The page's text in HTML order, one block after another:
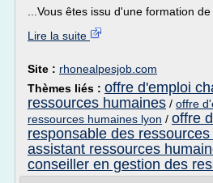
...Vous êtes issu d'une formation de
Lire la suite
Site : rhonealpesjob.com
Thèmes liés : offre d'emploi
ressources humaines / offre
ressources humaines lyon / offre
responsable des
assistant ressources
conseiller en gestion des